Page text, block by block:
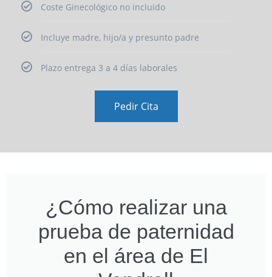
Coste Ginecológico no incluido
Incluye madre, hijo/a y presunto padre
Plazo entrega 3 a 4 días laborales
Pedir Cita
¿Cómo realizar una
prueba de paternidad
en el área de El